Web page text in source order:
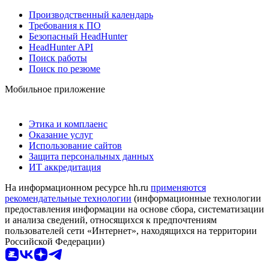
Производственный календарь
Требования к ПО
Безопасный HeadHunter
HeadHunter API
Поиск работы
Поиск по резюме
Мобильное приложение
Этика и комплаенс
Оказание услуг
Использование сайтов
Защита персональных данных
ИТ аккредитация
На информационном ресурсе hh.ru применяются
рекомендательные технологии (информационные технологии
предоставления информации на основе сбора, систематизации
и анализа сведений, относящихся к предпочтениям
пользователей сети «Интернет», находящихся на территории
Российской Федерации)